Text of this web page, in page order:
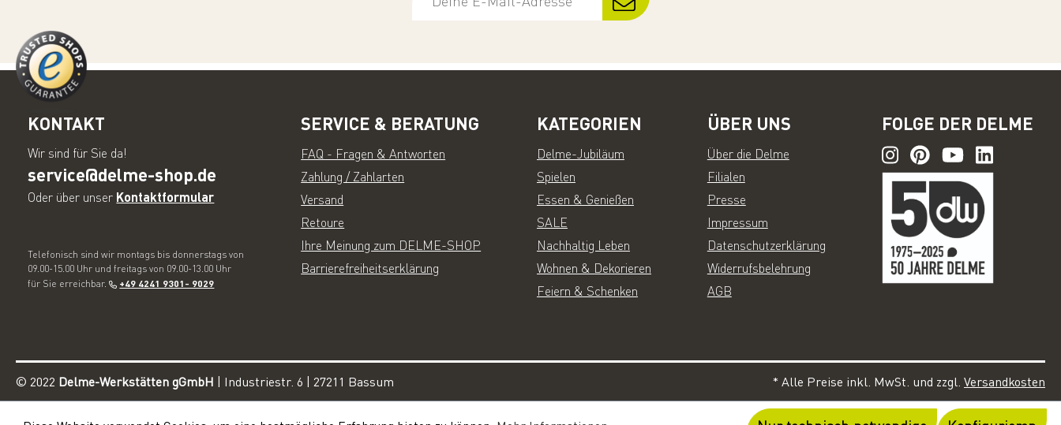
KONTAKT
Wir sind für Sie da!
service@delme-shop.de
Oder über unser Kontaktformular
Telefonisch sind wir montags bis donnerstags von
09.00-15.00 Uhr und freitags von 09.00-13.00 Uhr
für Sie erreichbar.
+49 4241 9301- 9029
SERVICE & BERATUNG
FAQ - Fragen & Antworten
Zahlung / Zahlarten
Versand
Retoure
Ihre Meinung zum DELME-SHOP
Barrierefreiheitserklärung
KATEGORIEN
Delme-Jubiläum
Spielen
Essen & Genießen
SALE
Nachhaltig Leben
Wohnen & Dekorieren
Feiern & Schenken
ÜBER UNS
Über die Delme
Filialen
Presse
Impressum
Datenschutzerklärung
Widerrufsbelehrung
AGB
FOLGE DER DELME
© 2022 Delme-Werkstätten gGmbH | Industriestr. 6 | 27211 Bassum * Alle Preise inkl. MwSt. und zzgl. Versandkosten